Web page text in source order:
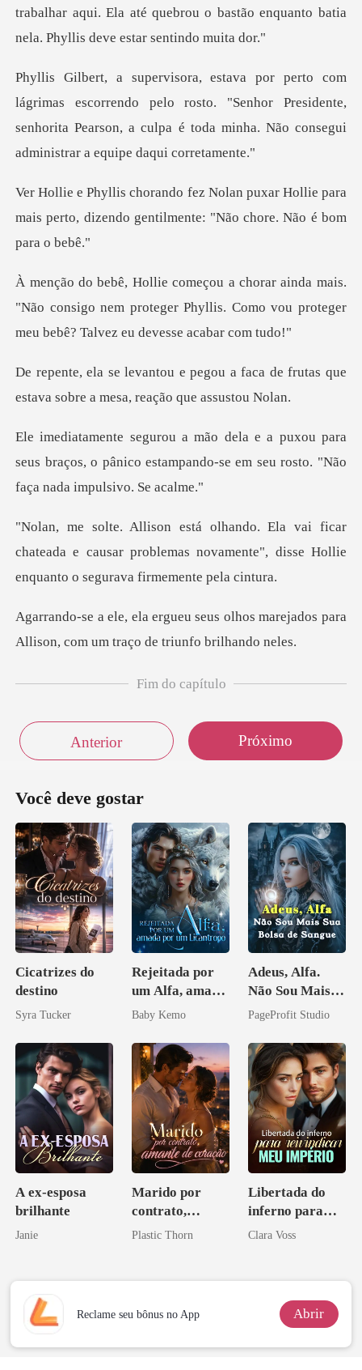
rrendo pelo rosto. "Senhor Presidente,
senhorita Pearson, a culpa
xar Hollie para
mais perto, dizendo gentil
is.
"Não consigo nem proteger Phyllis. Como vou pr
a faca de frutas que
estava sobre
para
seus braços, o pânico estampando-se em s
car
chateada e causar problemas novamente", disse
olhos marejados para
Allison, com
Fim do capítulo
Anterior Próximo
Você deve gostar
Cicatrizes do
destino
Syra Tucker
Rejeitada por
um Alfa, amada
por um
Baby Kemo
Adeus, Alfa.
Não Sou Mais
Sua Bolsa de
PageProfit Studio
A ex-esposa
brilhante
Janie
Marido por
contrato,
amante de
Plastic Thorn
Libertada do
inferno para
reivindicar meu
Clara Voss
Reclame seu bônus no App Abrir